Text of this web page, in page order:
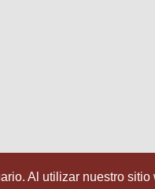
Al utilizar nuestro